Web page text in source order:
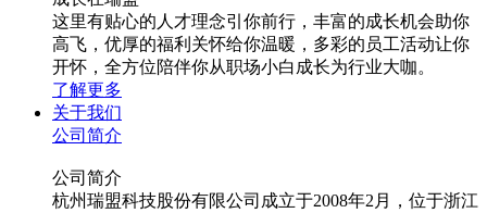
这里有贴心的人才理念引你前行，丰富的成长机会助你
高飞，优厚的福利关怀给你温暖，多彩的员工活动让你
开怀，全方位陪伴你从职场小白成长为行业大咖。
了解更多
关于我们
公司简介
公司简介
杭州瑞盟科技股份有限公司成立于2008年2月，位于浙江